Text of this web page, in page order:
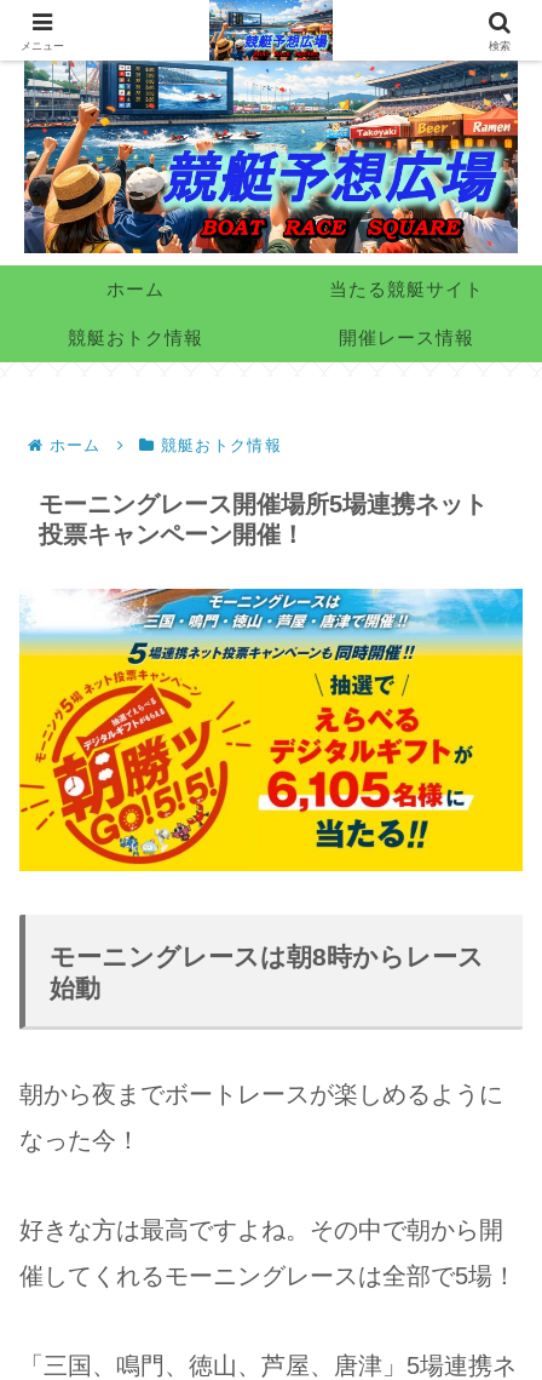
ホーム 当たる競艇サイト
競艇おトク情報 開催レース情報
ホーム 競艇おトク情報
モーニングレース開催場所5場連携ネット
投票キャンペーン開催！
モーニングレースは朝8時からレース
始動
朝から夜までボートレースが楽しめるように
なった今！
好きな方は最高ですよね。その中で朝から開
催してくれるモーニングレースは全部で5場！
「三国、鳴門、徳山、芦屋、唐津」5場連携ネ
メニュー 検索